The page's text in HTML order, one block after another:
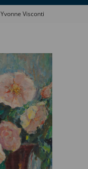
Yvonne Visconti